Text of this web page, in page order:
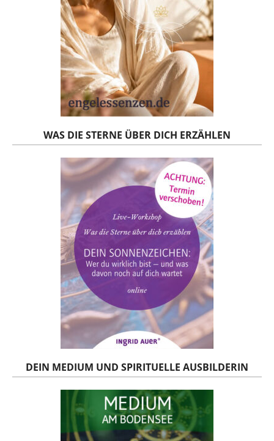
WAS DIE STERNE ÜBER DICH ERZÄHLEN
DEIN MEDIUM UND SPIRITUELLE AUSBILDERIN